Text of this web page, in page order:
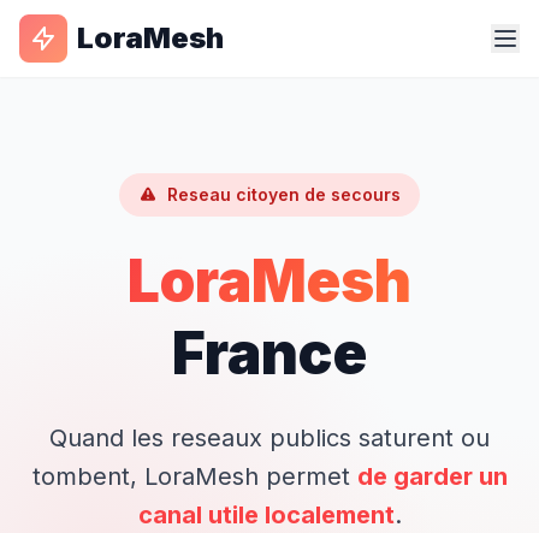
LoraMesh
Reseau citoyen de secours
LoraMesh
France
Quand les reseaux publics saturent ou
tombent, LoraMesh permet de garder un
canal utile localement.